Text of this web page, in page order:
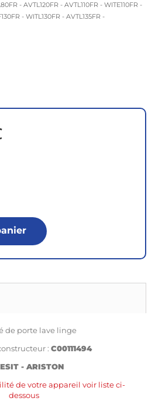
- AVTL120FR - AVTL110FR - WITE110FR -
- WITL130FR - AVTL135FR -
de porte lave linge
: C00111494
- ARISTON
de votre appareil voir liste ci-
dessous